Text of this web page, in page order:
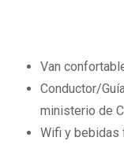
Van
Conductor/
ministerio de
Wifi y bebidas